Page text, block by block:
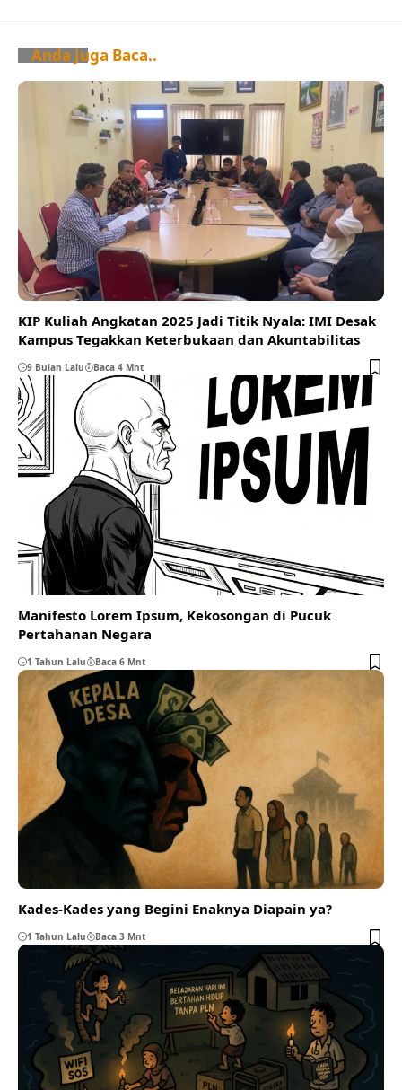
Anda Juga Baca..
KIP Kuliah Angkatan 2025 Jadi Titik Nyala: IMI Desak
Kampus Tegakkan Keterbukaan dan Akuntabilitas
9 Bulan Lalu Baca 4 Mnt
Manifesto Lorem Ipsum, Kekosongan di Pucuk
Pertahanan Negara
1 Tahun Lalu Baca 6 Mnt
Kades-Kades yang Begini Enaknya Diapain ya?
1 Tahun Lalu Baca 3 Mnt